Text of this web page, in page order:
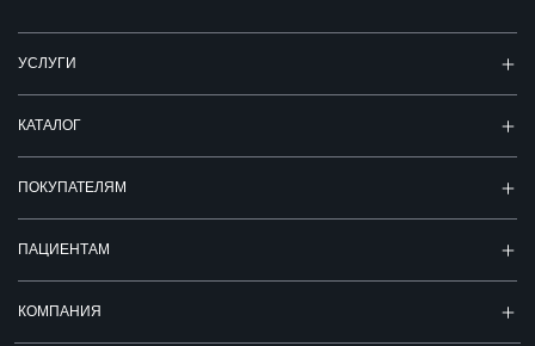
УСЛУГИ
КАТАЛОГ
ПОКУПАТЕЛЯМ
ПАЦИЕНТАМ
КОМПАНИЯ